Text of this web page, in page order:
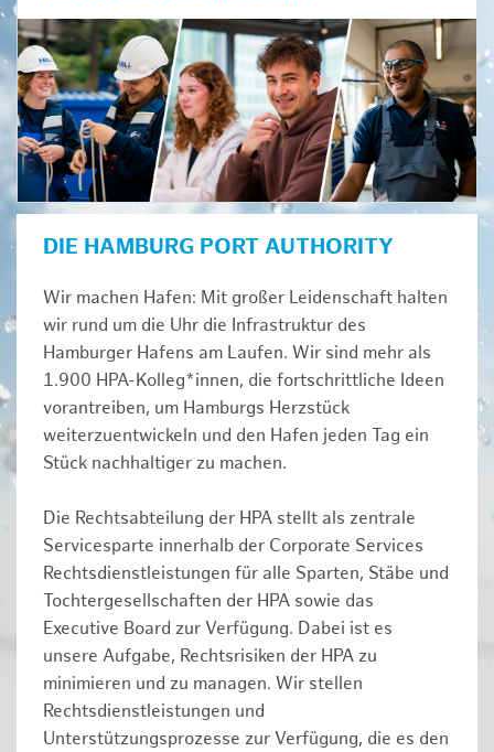
DIE HAMBURG PORT AUTHORITY
Wir machen Hafen: Mit großer Leidenschaft halten
wir rund um die Uhr die Infrastruktur des
Hamburger Hafens am Laufen. Wir sind mehr als
1.900 HPA-Kolleg*innen, die fortschrittliche Ideen
vorantreiben, um Hamburgs Herzstück
weiterzuentwickeln und den Hafen jeden Tag ein
Stück nachhaltiger zu machen.
Die Rechtsabteilung der HPA stellt als zentrale
Servicesparte innerhalb der Corporate Services
Rechtsdienstleistungen für alle Sparten, Stäbe und
Tochtergesellschaften der HPA sowie das
Executive Board zur Verfügung. Dabei ist es
unsere Aufgabe, Rechtsrisiken der HPA zu
minimieren und zu managen. Wir stellen
Rechtsdienstleistungen und
Unterstützungsprozesse zur Verfügung, die es den